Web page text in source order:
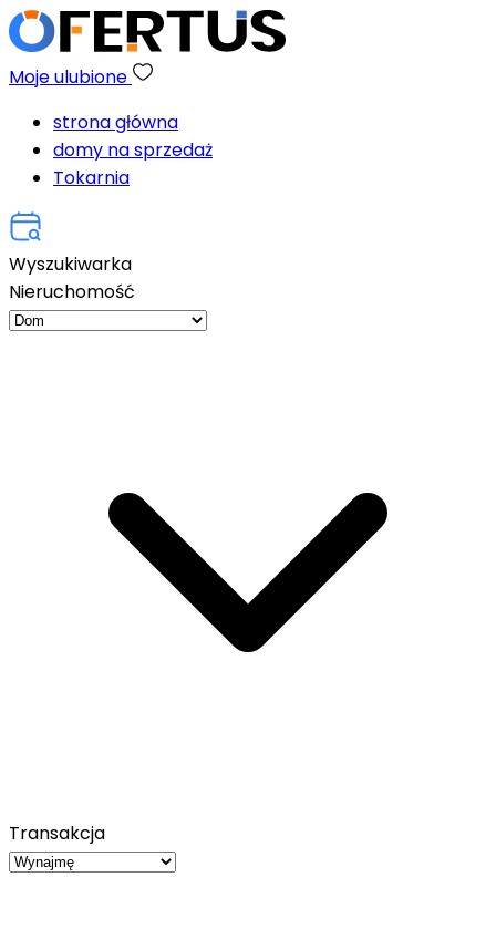
Moje ulubione
strona główna
domy na sprzedaż
Tokarnia
Wyszukiwarka
Nieruchomość
Transakcja